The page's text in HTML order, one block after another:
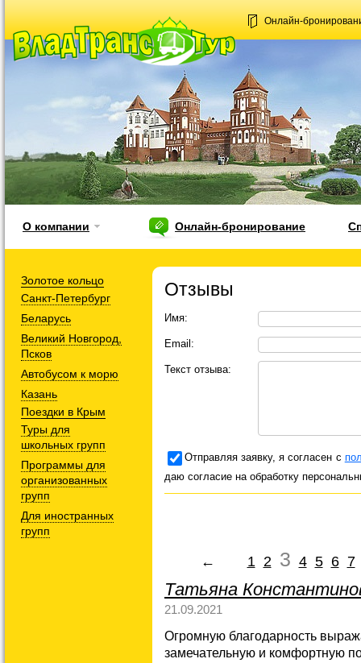
Онлайн-
О компании Онлайн-бронирование
Отзывы
Имя:
Email:
Текст отзыва:
Отправляя заявку, я согласен с
даю согласие на обработку
← 1 2 3 4 5 6 7
Татьяна
21.09.2021
Огромную благодарность
замечательную и комфортную
Золотое кольцо
Санкт-Петербург
Беларусь
Великий Новгород,
Псков
Автобусом к морю
Казань
Поездки в Крым
Туры для
школьных групп
Программы для
организованных
групп
Для иностранных
групп